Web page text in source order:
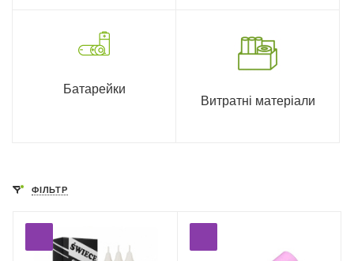
Батарейки
Витратні матеріали
ФІЛЬТР